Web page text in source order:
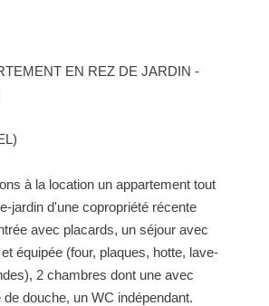
EN REZ DE JARDIN -
à la location un appartement tout
jardin d'une copropriété récente
avec placards, un séjour avec
équipée (four, plaques, hotte, lave-
2 chambres dont une avec
douche, un WC indépendant.